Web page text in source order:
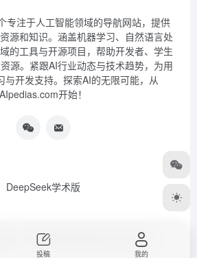
专注于人工智能领域的导航网站，提供
源和知识。涵盖机器学习、自然语言处
的工具与开源项目，帮助开发者、学生
源。紧跟AI行业动态与技术趋势，为用
与开发支持。探索AI的无限可能，从
AIpedias.com开始！
DeepSeek学术版
｜AI导航网 浙ICP备2023026385号-3
投稿 我的